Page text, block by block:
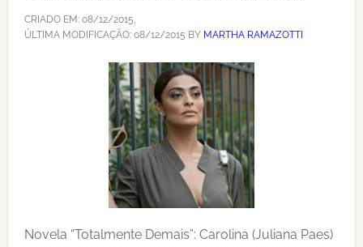
CRIADO EM: 08/12/2015,
ÚLTIMA MODIFICAÇÃO: 08/12/2015 BY MARTHA RAMAZOTTI
Novela “Totalmente Demais”: Carolina (Juliana Paes)